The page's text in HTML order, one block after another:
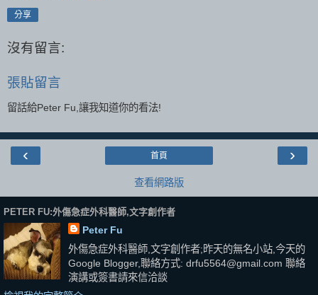
分享
沒有留言:
張貼留言
留話給Peter Fu,讓我知道你的看法!
‹ ›
首頁
查看網路版
PETER FU:外傷急症外科醫師,文字創作者
Peter Fu
外傷急症外科醫師,文字創作者;昨天的無名小站,今天的
Google Blogger,聯絡方式: drfu5564@gmail.com 聯絡
演講或簽書請來信洽談